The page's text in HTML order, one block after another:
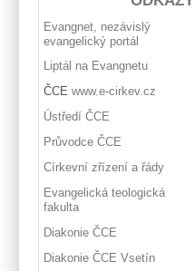
Evangnet, nezávislý
evangelický portál
Liptál na Evangnetu
ČCEwww.e-cirkev.cz
Ústředí ČCE
Průvodce ČCE
Církevní zřízení a řády
Evangelická teologická
fakulta
Diakonie ČCE
Diakonie ČCE Vsetín